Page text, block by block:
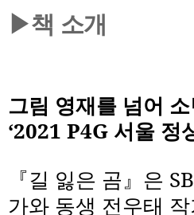
▶책 소개
그림 영재를 넘어
‘2021 P4G 서울 정
『길 잃은 곰』은
가와 동생 전우태